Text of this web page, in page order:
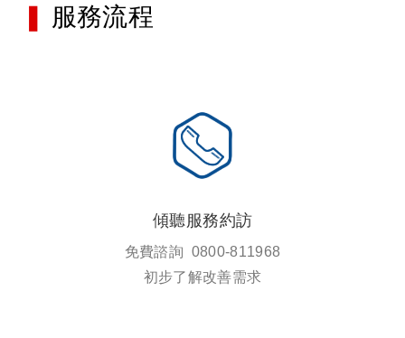
服務流程
傾聽服務約訪
免費諮詢 0800-811968
初步了解改善需求